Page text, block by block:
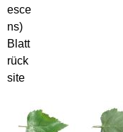
esce
ns)
Blatt
rück
site